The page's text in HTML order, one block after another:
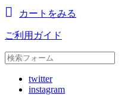
カートをみる
ご利用ガイド
twitter
instagram